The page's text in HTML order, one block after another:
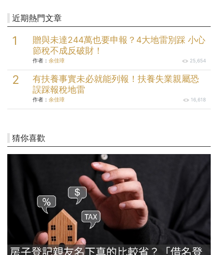
近期熱門文章
贈與未達244萬也要申報？4大地雷別踩 小心
節稅不成反破財！
作者： 余佳璋 25,654
有扶養事實未必就能列報！扶養失業親屬恐
誤踩報稅地雷
作者： 余佳璋 16,618
猜你喜歡